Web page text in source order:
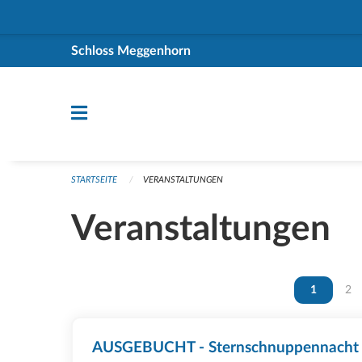
Schloss Meggenhorn
STARTSEITE VERANSTALTUNGEN
Veranstaltungen
Vous êtes
1 2
AUSGEBUCHT - Sternschnuppennacht